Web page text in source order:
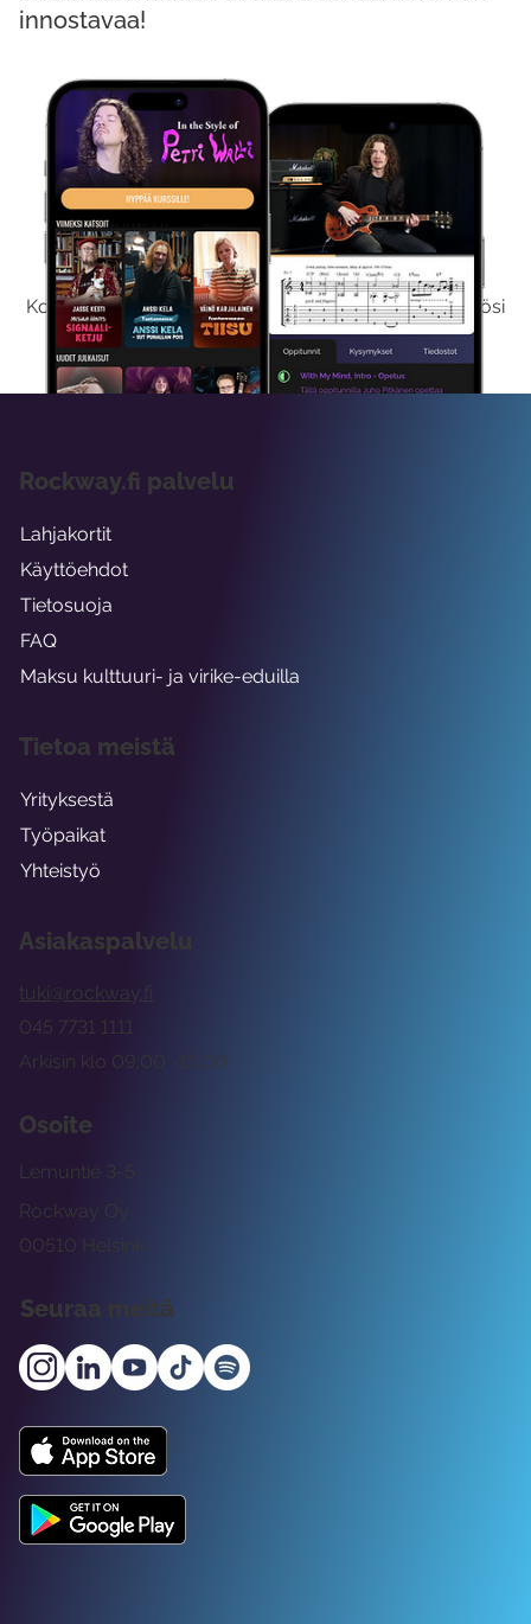
Kokeile Ilmaiseksi
Kokeilemalla ilmaiseksi saat koko sisältömme käyttöösi
viikon ajaksi.
innostavaa!
Asiakaspalvelu
tuki@rockway.fi
Arkisin klo 09:00 -15:00
045 7731 1111
Osoite
Rockway Oy
Lemuntie 3-5
00510 Helsinki
Seuraa meitä
Rockway.fi palvelu
Lahjakortit
Käyttöehdot
Tietosuoja
FAQ
Maksu kulttuuri- ja virike-eduilla
Tietoa meistä
Yrityksestä
Työpaikat
Yhteistyö